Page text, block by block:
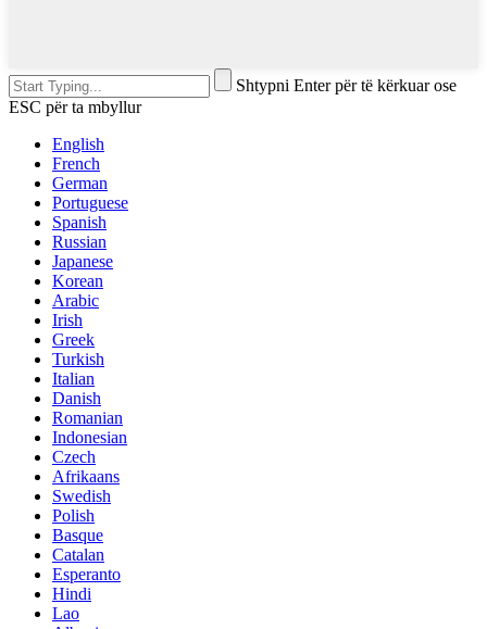
Shtypni Enter për të kërkuar ose
ESC për ta mbyllur
English
French
German
Portuguese
Spanish
Russian
Japanese
Korean
Arabic
Irish
Greek
Turkish
Italian
Danish
Romanian
Indonesian
Czech
Afrikaans
Swedish
Polish
Basque
Catalan
Esperanto
Hindi
Lao